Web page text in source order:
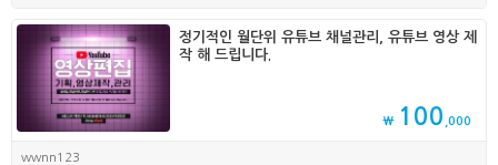
정기적인 월단위 유튜브 채널관리, 유튜브 영상 제
작 해 드립니다.
₩ 100 ,000
wwnn123